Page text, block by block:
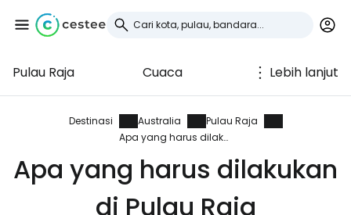
Pulau Raja Cuaca Lebih lanjut
Destinasi Australia
Pulau Raja
Apa yang harus dilakukan
Apa yang harus dilakukan
di Pulau Raja
Masuk ke Cestee
... komunitas perjalanan di seluruh dunia
Lanjutkan dengan Google